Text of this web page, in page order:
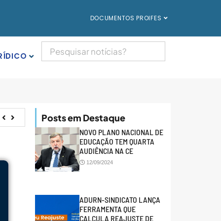
DOCUMENTOS PROIFES
Posts em Destaque
NOVO PLANO NACIONAL DE
EDUCAÇÃO TEM QUARTA
AUDIÊNCIA NA CE
12/09/2024
ADURN-SINDICATO LANÇA
FERRAMENTA QUE
CALCULA REAJUSTE DE